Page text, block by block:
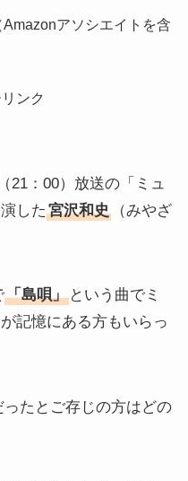
アソシエイトを含
ンク
21：00）放送の「ミュ
した 宮沢和史（みやざ
「島唄」という曲でミ
記憶にある方もいらっ
ったとご存じの方はどの